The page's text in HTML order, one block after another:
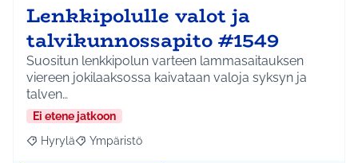
Lenkkipolulle valot ja
talvikunnossapito #1549
Suositun lenkkipolun varteen lammasaitauksen
viereen jokilaaksossa kaivataan valoja syksyn ja
talven…
Ei etene jatkoon
Rajaa tulokset aihepiirin mukaan: Hyrylä
Hyrylä Rajaa tulokset teeman mukaan: Ympäristö
Ympäristö